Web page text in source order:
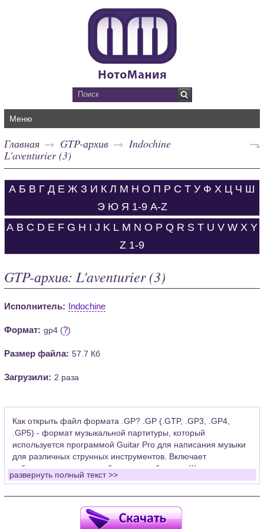
Меню
Главная GTP-архив
Indochine
L'aventurier (3)
А Б В Г Д Е Ж З И К Л М Н О П Р С Т У Ф Х Ц Ч Ш
Э Ю Я 1-9 A-Z
A B C D E F G H I J K L M N O P Q R S T U V W X Y
Z 1-9
GTP-архив: L'aventurier (3)
Исполнитель: Indochine
Формат: gp4 (?)
Размер файла: 57.7 Кб
Загрузили: 2 раза
Как открыть файл формата .GP? .GP (.GTP, .GP3, .GP4,
.GP5) - формат музыкальной партитуры, который
используется программой Guitar Pro для написания музыки
для различных струнных инструментов. Включает
табулатуры для гитары, бас-гитары, банджо. Широко
применяется для создания партитур, которые затем
Для открытия нот этого формата Вам необходимо
установить у себя на рабочем компьютере программу Guitar
развернуть полный текст >>